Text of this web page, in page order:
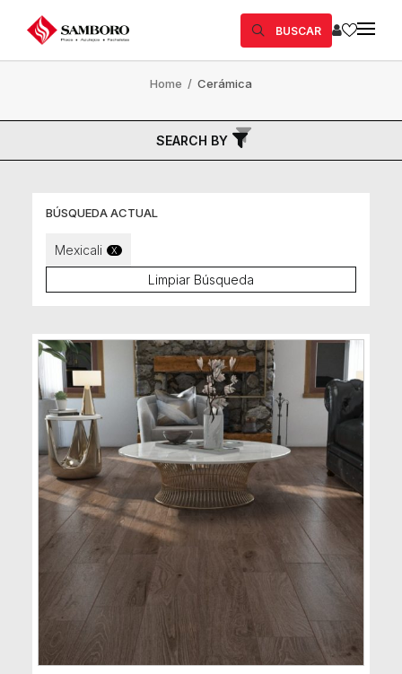
BUSCAR
Home / Cerámica
SEARCH BY
BÚSQUEDA ACTUAL
Mexicali X
Limpiar Búsqueda